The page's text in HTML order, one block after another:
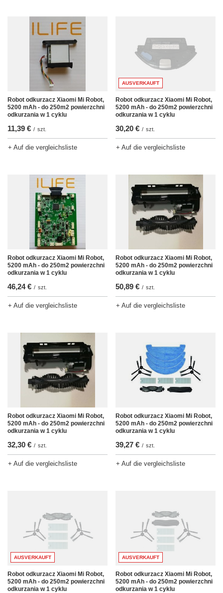
Robot odkurzacz Xiaomi Mi Robot,
5200 mAh - do 250m2 powierzchni
odkurzania w 1 cyklu
11,39 € / szt.
+ Auf die vergleichsliste
AUSVERKAUFT
Robot odkurzacz Xiaomi Mi Robot,
5200 mAh - do 250m2 powierzchni
odkurzania w 1 cyklu
30,20 € / szt.
+ Auf die vergleichsliste
Robot odkurzacz Xiaomi Mi Robot,
5200 mAh - do 250m2 powierzchni
odkurzania w 1 cyklu
46,24 € / szt.
+ Auf die vergleichsliste
Robot odkurzacz Xiaomi Mi Robot,
5200 mAh - do 250m2 powierzchni
odkurzania w 1 cyklu
50,89 € / szt.
+ Auf die vergleichsliste
Robot odkurzacz Xiaomi Mi Robot,
5200 mAh - do 250m2 powierzchni
odkurzania w 1 cyklu
32,30 € / szt.
+ Auf die vergleichsliste
Robot odkurzacz Xiaomi Mi Robot,
5200 mAh - do 250m2 powierzchni
odkurzania w 1 cyklu
39,27 € / szt.
+ Auf die vergleichsliste
AUSVERKAUFT
Robot odkurzacz Xiaomi Mi Robot,
5200 mAh - do 250m2 powierzchni
odkurzania w 1 cyklu
AUSVERKAUFT
Robot odkurzacz Xiaomi Mi Robot,
5200 mAh - do 250m2 powierzchni
odkurzania w 1 cyklu